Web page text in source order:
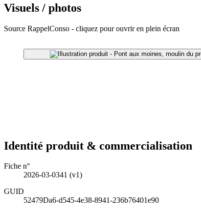
Visuels / photos
Source RappelConso - cliquez pour ouvrir en plein écran
Identité produit & commercialisation
Fiche n°
2026-03-0341 (v1)
GUID
52479Da6-d545-4e38-8941-236b76401e90